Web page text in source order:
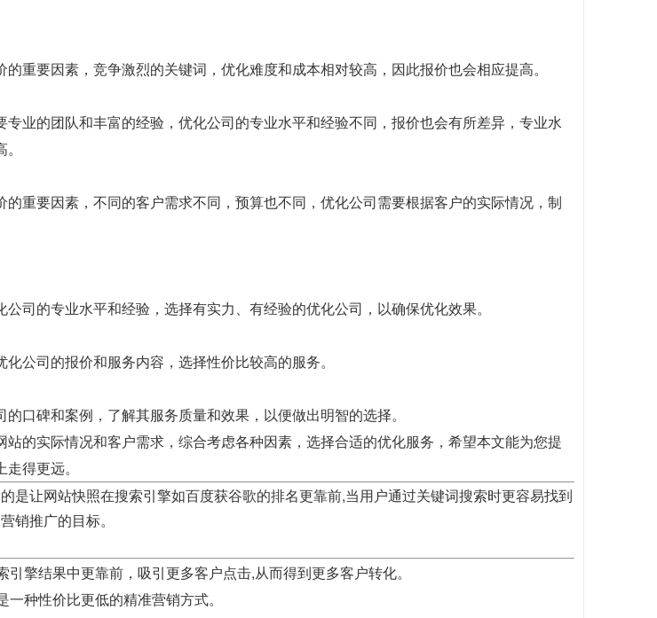
重要因素，竞争激烈的关键词，优化难度和成本相对较高，因此报价也会相应提高。
业的团队和丰富的经验，优化公司的专业水平和经验不同，报价也会有所差异，专业水
重要因素，不同的客户需求不同，预算也不同，优化公司需要根据客户的实际情况，制
司的专业水平和经验，选择有实力、有经验的优化公司，以确保优化效果。
公司的报价和服务内容，选择性价比较高的服务。
口碑和案例，了解其服务质量和效果，以便做出明智的选择。
的实际情况和客户需求，综合考虑各种因素，选择合适的优化服务，希望本文能为您提
得更远。
是让网站快照在搜索引擎如百度获谷歌的排名更靠前,当用户通过关键词搜索时更容易找到
销推广的目标。
擎结果中更靠前，吸引更多客户点击,从而得到更多客户转化。
种性价比更低的精准营销方式。